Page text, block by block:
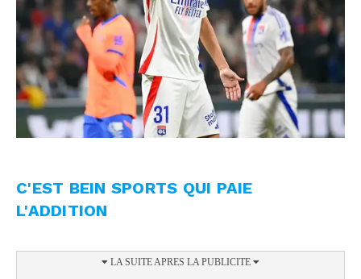
C'EST BEIN SPORTS QUI PAIE
L'ADDITION